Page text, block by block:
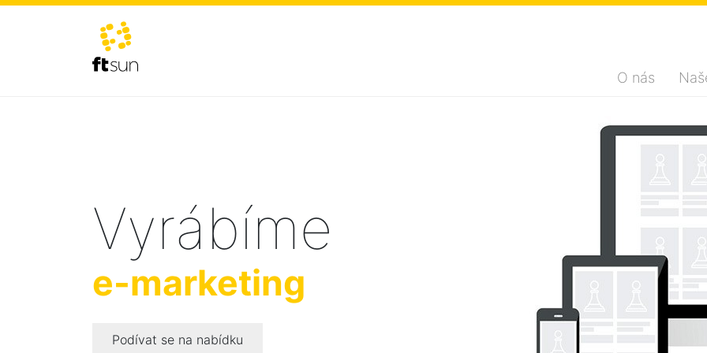
O nás
Vyrábíme
e-marketing
Podívat se na nabídku